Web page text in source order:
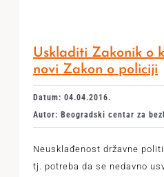
Uskladiti Zakonik o
novi Zakon o policiji
Datum: 04.04.2016.
Autor: Beogradski centar za
Neusklađenost državne
tj. potreba da se nedavno